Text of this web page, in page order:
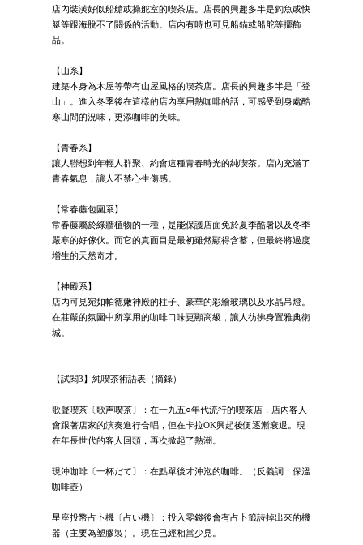
店內裝潢好似船艙或操舵室的喫茶店。店長的興趣多半是釣魚或快
艇等跟海脫不了關係的活動。店內有時也可見船錨或船舵等擺飾
品。
【山系】
建築本身為木屋等帶有山屋風格的喫茶店。店長的興趣多半是「登
山」。進入冬季後在這樣的店內享用熱咖啡的話，可感受到身處酷
寒山間的況味，更添咖啡的美味。
【青春系】
讓人聯想到年輕人群聚、約會這種青春時光的純喫茶。店內充滿了
青春氣息，讓人不禁心生傷感。
【常春藤包圍系】
常春藤屬於綠牆植物的一種，是能保護店面免於夏季酷暑以及冬季
嚴寒的好傢伙。而它的真面目是最初雖然顯得含蓄，但最終將過度
增生的天然奇才。
【神殿系】
店內可見宛如帕德嫩神殿的柱子、豪華的彩繪玻璃以及水晶吊燈。
在莊嚴的氛圍中所享用的咖啡口味更顯高級，讓人彷彿身置雅典衛
城。
【試閱3】純喫茶術語表（摘錄）
歌聲喫茶〔歌声喫茶〕：在一九五○年代流行的喫茶店，店內客人
會跟著店家的演奏進行合唱，但在卡拉OK興起後便逐漸衰退。現
在年長世代的客人回頭，再次掀起了熱潮。
現沖咖啡〔一杯だて〕：在點單後才沖泡的咖啡。（反義詞：保溫
咖啡壺）
星座投幣占卜機〔占い機〕：投入零錢後會有占卜籤詩掉出來的機
器（主要為塑膠製）。現在已經相當少見。